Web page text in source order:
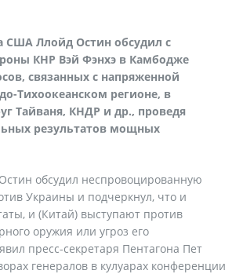
США Ллойд Остин обсудил с
КНР Вэй Фэнхэ в Камбодже
связанных с напряженной
Тихоокеанском регионе, в
Тайваня, КНДР и др., проведя
результатов мощных
обсудил неспровоцированную
Украины и подчеркнул, что и
и (Китай) выступают против
оружия или угроз его
пресс-секретаря Пентагона Пет
генералов в кулуарах конференции